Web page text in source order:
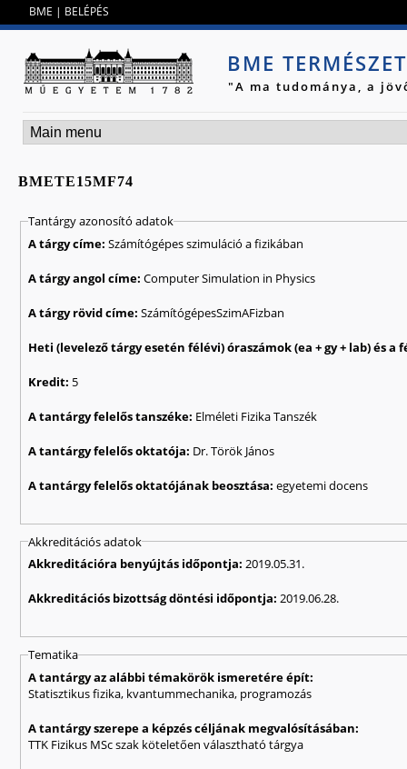
BME | BELÉPÉS
BME
"A ma tudománya, a
BMETE15MF74
Tantárgy azonosító adatok
A tárgy címe:Számítógépes szimuláció a fizikában
A tárgy angol címe:Computer Simulation in Physics
A tárgy rövid címe:SzámítógépesSzimAFizban
Kredit: 5
A tantárgy felelős tanszéke: Elméleti Fizika Tanszék
A tantárgy felelős oktatója: Dr. Török János
A tantárgy felelős oktatójának beosztása:egyetemi docens
Akkreditációs adatok
Akkreditációra benyújtás időpontja:2019.05.31.
Akkreditációs bizottság döntési időpontja:2019.06.28.
Tematika
A tantárgy az alábbi témakörök ismeretére épít:
Statisztikus fizika, kvantummechanika, programozás
A tantárgy szerepe a képzés céljának megvalósításában:
TTK Fizikus MSc szak köteletően választható tárgya